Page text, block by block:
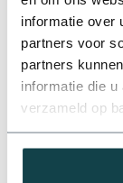
informatie over
partners voor
partners
informatie die
verzameld op